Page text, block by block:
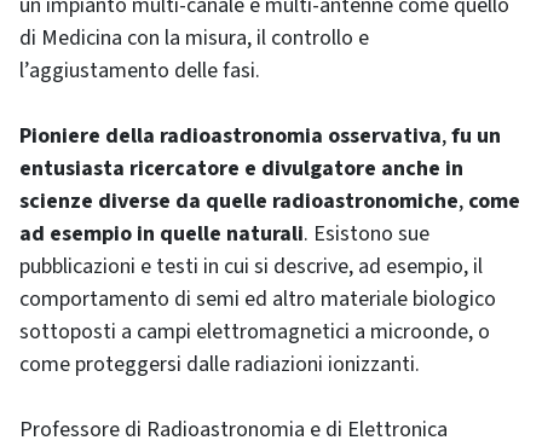
di Medicina con la misura, il controllo e
l’aggiustamento delle fasi.
Pioniere della radioastronomia osservativa,fu un
entusiasta ricercatore e divulgatore anche in
scienze diverse da quelle radioastronomiche, come
ad esempio in quelle naturali. Esistono sue
pubblicazioni e testi in cui si descrive, ad esempio, il
comportamento di semi ed altro materiale biologico
sottoposti a campi elettromagnetici a microonde, o
come proteggersi dalle radiazioni ionizzanti.
Professore di Radioastronomia e di Elettronica